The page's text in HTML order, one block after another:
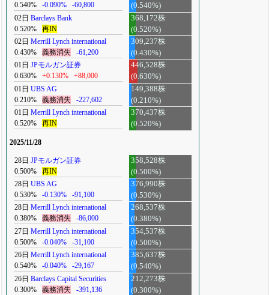
0.540%
-0.090% -60,800
(0.540%)
02日 Barclays Bank
0.520%
再IN
368,172株
(0.520%)
02日 Merrill Lynch international
0.430%
義務消失 -61,200
309,237株
(0.430%)
01日 JPモルガン証券
0.630%
+0.130% +88,000
446,528株
(0.630%)
01日 UBS AG
0.210%
義務消失 -227,602
149,388株
(0.210%)
01日 Merrill Lynch international
0.520%
再IN
370,437株
(0.520%)
2025/11/28
28日 JPモルガン証券
0.500%
再IN
358,528株
(0.500%)
28日 UBS AG
0.530%
-0.130% -91,100
376,990株
(0.530%)
28日 Merrill Lynch international
0.380%
義務消失 -86,000
268,537株
(0.380%)
27日 Merrill Lynch international
0.500%
-0.040% -31,100
354,537株
(0.500%)
26日 Merrill Lynch international
0.540%
-0.040% -29,167
385,637株
(0.540%)
26日 Barclays Capital Securities
0.300%
義務消失 -391,136
212,273株
(0.300%)